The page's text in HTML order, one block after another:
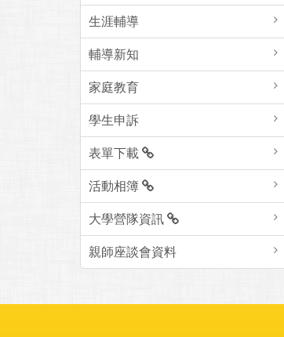
生涯輔導
輔導新知
家庭教育
學生申訴
表單下載
活動相簿
大學營隊資訊
親師座談會資料